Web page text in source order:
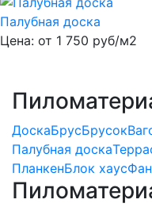
Палубная доска
Цена: от 1 750 руб/м2
ДоскаБрусБрусок
Палубная доска
ПланкенБлок хаус